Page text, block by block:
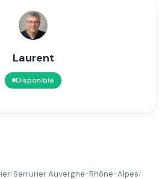
Laurent
Disponible
/Serrurier Auvergne-Rhône-Alpes/